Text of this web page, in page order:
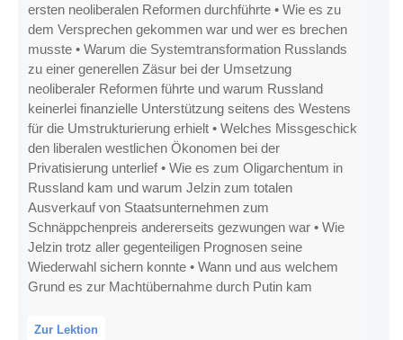
ersten neoliberalen Reformen durchführte • Wie es zu
dem Versprechen gekommen war und wer es brechen
musste • Warum die Systemtransformation Russlands
zu einer generellen Zäsur bei der Umsetzung
neoliberaler Reformen führte und warum Russland
keinerlei finanzielle Unterstützung seitens des Westens
für die Umstrukturierung erhielt • Welches Missgeschick
den liberalen westlichen Ökonomen bei der
Privatisierung unterlief • Wie es zum Oligarchentum in
Russland kam und warum Jelzin zum totalen
Ausverkauf von Staatsunternehmen zum
Schnäppchenpreis andererseits gezwungen war • Wie
Jelzin trotz aller gegenteiligen Prognosen seine
Wiederwahl sichern konnte • Wann und aus welchem
Grund es zur Machtübernahme durch Putin kam
Zur Lektion